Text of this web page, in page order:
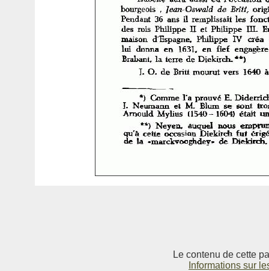
Le contenu de cette
Informations sur